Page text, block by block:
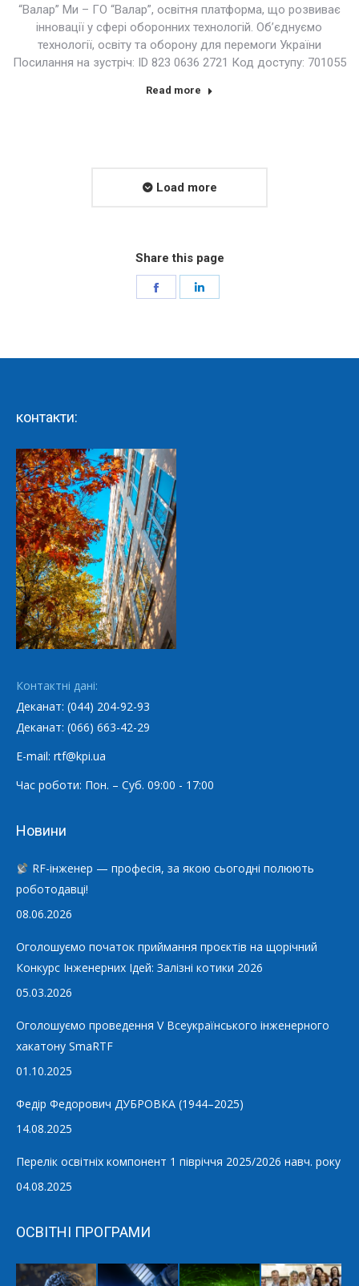
“Валар” Ми – ГО “Валар”, освітня платформа, що розвиває
інновації у сфері оборонних технологій. Об’єднуємо
технології, освіту та оборону для перемоги України
Посилання на зустріч: ID 823 0636 2721 Код доступу: 701055
Read more
Load more
Share this page
контакти:
Контактні дані:
Деканат: (044) 204-92-93
Деканат: (066) 663-42-29
E-mail: rtf@kpi.ua
Час роботи: Пон. – Суб. 09:00 - 17:00
Новини
RF-інженер — професія, за якою сьогодні полюють
роботодавці!
08.06.2026
Оголошуємо початок приймання проєктів на щорічний
Конкурс Інженерних Ідей: Залізні котики 2026
05.03.2026
Оголошуємо проведення V Всеукраїнського інженерного
хакатону SmaRTF
01.10.2025
Федір Федорович ДУБРОВКА (1944–2025)
14.08.2025
Перелік освітніх компонент 1 півріччя 2025/2026 навч. року
04.08.2025
ОСВІТНІ ПРОГРАМИ